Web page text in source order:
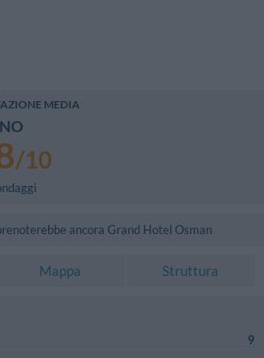
MEDIA
/10
ancora Grand Hotel Osman
Mappa Struttura
9